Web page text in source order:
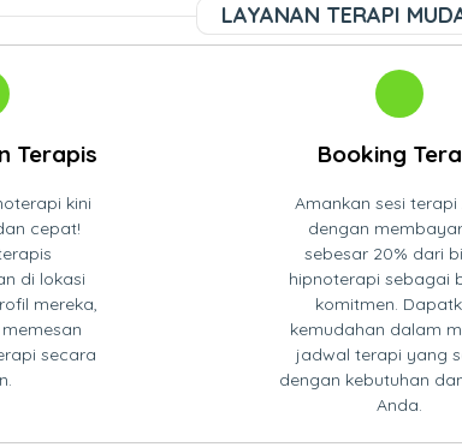
LAYANAN TERAPI
Terapis
kini
cepat!
di lokasi
mereka,
secara
Booking
Amankan sesi terapi
dengan
sebesar 20% dari
hipnoterapi sebagai
komitmen.
kemudahan dalam
jadwal terapi yang
dengan kebutuhan
Anda.